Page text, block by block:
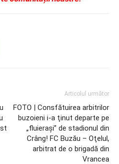
Articolul următor
FOTO | Consfătuirea arbitrilor
buzoieni i-a ţinut departe pe
„fluieraşi” de stadionul din
Crâng! FC Buzău – Oţelul,
arbitrat de o brigadă din
Vrancea